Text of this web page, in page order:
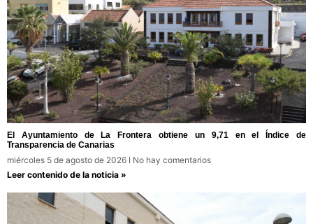
El Ayuntamiento de La Frontera obtiene un 9,71 en el Índice de
Transparencia de Canarias
miércoles 5 de agosto de 2026
No hay comentarios
Leer contenido de la noticia »